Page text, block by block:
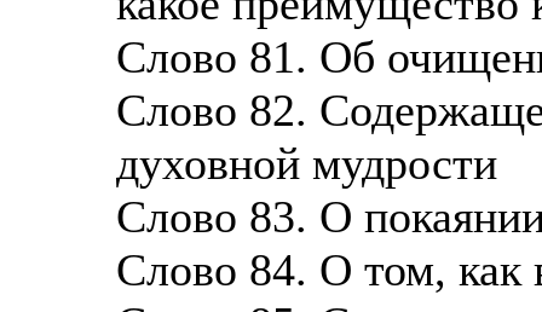
Слово 81. Об
Слово 82.
духовной мудрости
Слово 83. О
Слово 84. О том, как